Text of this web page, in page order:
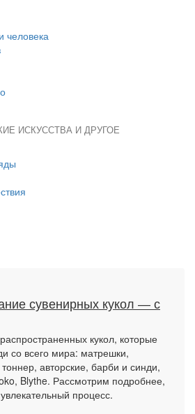
человека
ИСКУССТВА И ДРУГОЕ
сувенирных кукол — с
кукол, которые
со всего мира: матрешки,
авторские, барби и синди,
Blythe. Рассмотрим подробнее,
процесс.